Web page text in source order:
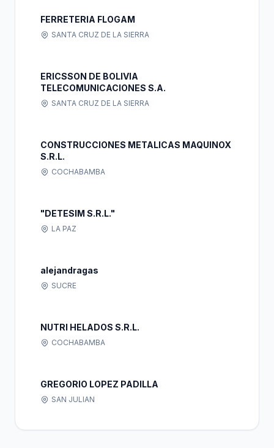
FERRETERIA FLOGAM
SANTA CRUZ DE LA SIERRA
ERICSSON DE BOLIVIA
TELECOMUNICACIONES S.A.
SANTA CRUZ DE LA SIERRA
CONSTRUCCIONES METALICAS MAQUINOX
S.R.L.
COCHABAMBA
"DETESIM S.R.L."
LA PAZ
alejandragas
SUCRE
NUTRI HELADOS S.R.L.
COCHABAMBA
GREGORIO LOPEZ PADILLA
SAN JULIAN